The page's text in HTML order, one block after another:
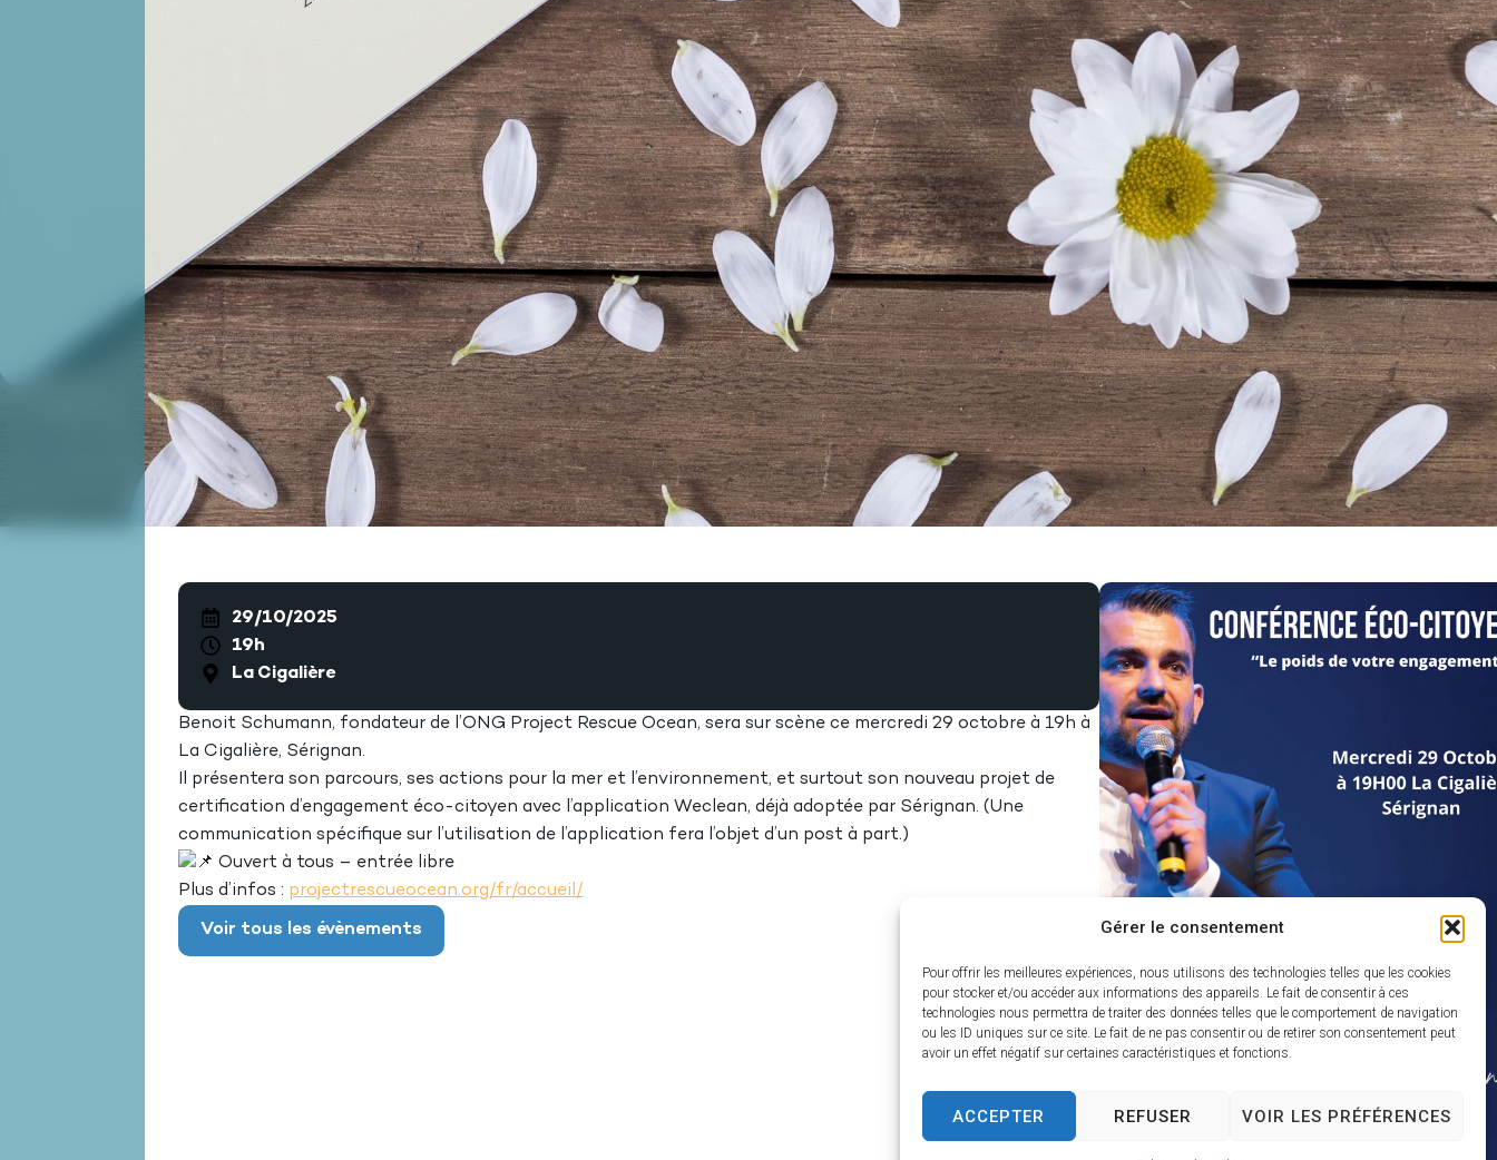
Gérer le consentement
Pour offrir les meilleures expériences, nous utilisons des technologies telles que les cookies
pour stocker et/ou accéder aux informations des appareils. Le fait de consentir à ces
technologies nous permettra de traiter des données telles que le comportement de navigation
ou les ID uniques sur ce site. Le fait de ne pas consentir ou de retirer son consentement peut
avoir un effet négatif sur certaines caractéristiques et fonctions.
ACCEPTER REFUSER VOIR LES PRÉFÉRENCES
29/10/2025
19h
La Cigalière
Benoit Schumann, fondateur de l’ONG Project Rescue Ocean, sera sur scène ce mercredi 29 octobre à 19h à
La Cigalière, Sérignan.
Il présentera son parcours, ses actions pour la mer et l’environnement, et surtout son nouveau projet de
certification d’engagement éco-citoyen avec l’application Weclean, déjà adoptée par Sérignan. (Une
communication spécifique sur l’utilisation de l’application fera l’objet d’un post à part.)
Ouvert à tous – entrée libre
Plus d’infos : projectrescueocean.org/fr/accueil/
Voir tous les évènements